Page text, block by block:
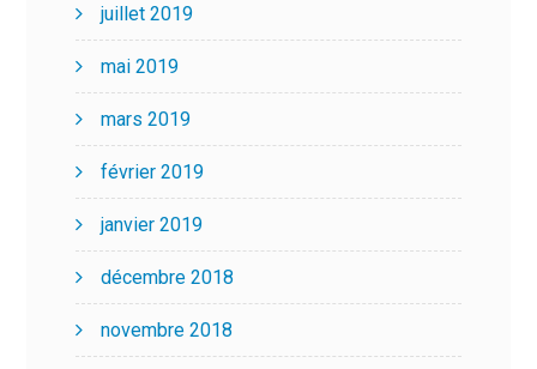
juillet 2019
mai 2019
mars 2019
février 2019
janvier 2019
décembre 2018
novembre 2018